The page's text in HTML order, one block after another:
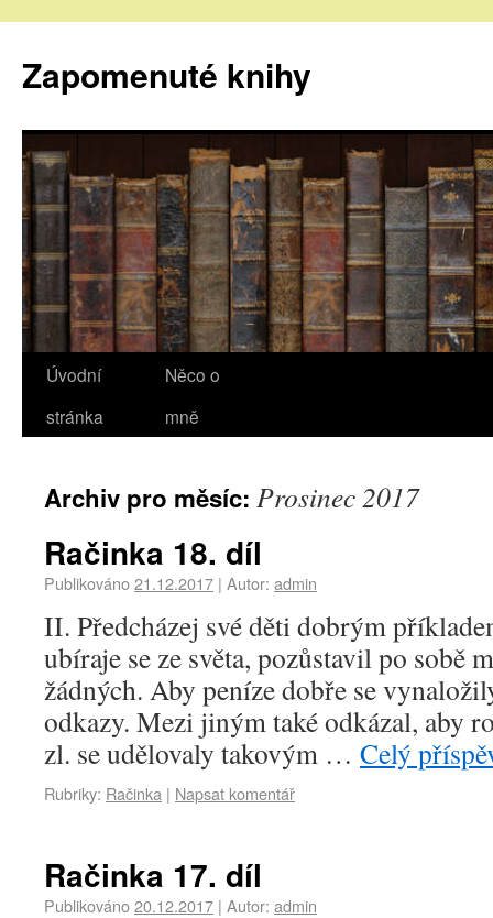
Zapomenuté knihy
Úvodní
stránka
Něco o
mně
Archiv pro měsíc: Prosinec 2017
Račinka 18. díl
Publikováno21.12.2017 | Autor: admin
II. Předcházej své děti dobrým
ubíraje se ze světa, pozůstavil po sobě
žádných. Aby peníze dobře se
odkazy. Mezi jiným také odkázal, aby
zl. se udělovaly takovým … Celý
Rubriky: Račinka | Napsat komentář
Račinka 17. díl
Publikováno20.12.2017 | Autor: admin